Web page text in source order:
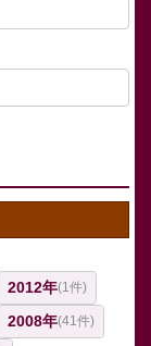
2012年(1件)
2008年(41件)